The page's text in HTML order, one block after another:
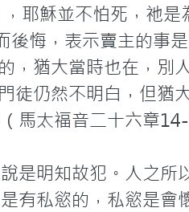
耶穌並不怕死，祂是
悔，表示賣主的事
，猶大當時也在，別
徒仍然不明白，但猶
馬太福音二十六章
是明知故犯。人之所
有私慾的，私慾是會